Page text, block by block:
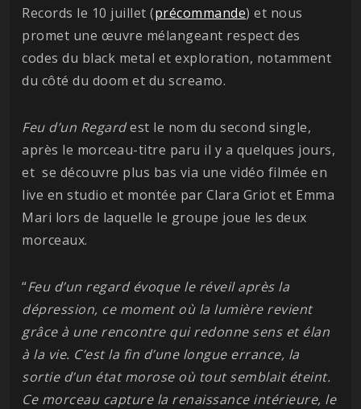
Records le 10 juillet (précommande) et nous
promet une œuvre mélangeant respect des
codes du black metal et exploration, notamment
du côté du doom et du screamo.
Feu d’un Regardest le nom du second single,
après le morceau-titre paru il y a quelques jours,
et se découvre plus bas via une vidéo filmée en
live en studio et montée par Clara Griot et Emma
Mari lors de laquelle le groupe joue les deux
morceaux.
“Feu d’un regard évoque le réveil après la
dépression, ce moment où la lumière revient
grâce à une rencontre qui redonne sens et élan
à la vie. C’est la fin d’une longue errance, la
sortie d’un état morose où tout semblait éteint.
Ce morceau capture la renaissance intérieure, le